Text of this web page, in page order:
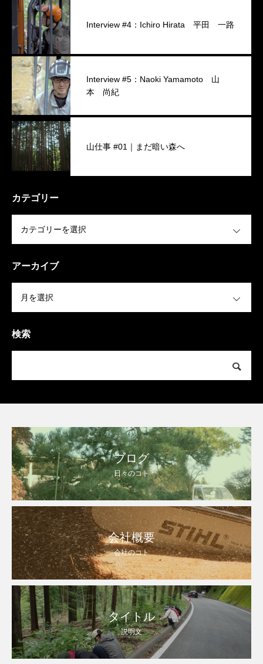
Interview #4：Ichiro Hirata 平田 一路
Interview #5：Naoki Yamamoto 山
本 尚紀
山仕事 #01｜まだ暗い森へ
カテゴリー
アーカイブ
検索
ブログ
日々のコト
会社概要
会社のコト
タイトル
説明文